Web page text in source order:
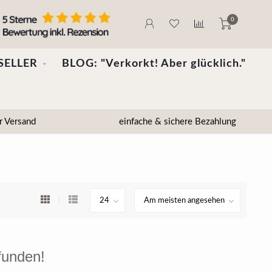
0
BLOG: "Verkorkt! Aber glücklich."
einfache & sichere Bezahlung